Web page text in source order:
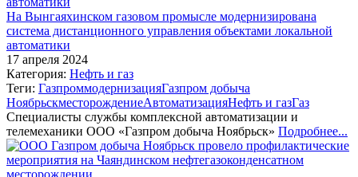
На Вынгаяхинском газовом промысле модернизирована
система дистанционного управления объектами локальной
автоматики
17 апреля 2024
Категория: Нефть и газ
Теги: ГазпроммодернизацияГазпром добыча
НоябрьскместорождениеАвтоматизацияНефть и газГаз
Специалисты службы комплексной автоматизации и
телемеханики ООО «Газпром добыча Ноябрьск» Подробнее...